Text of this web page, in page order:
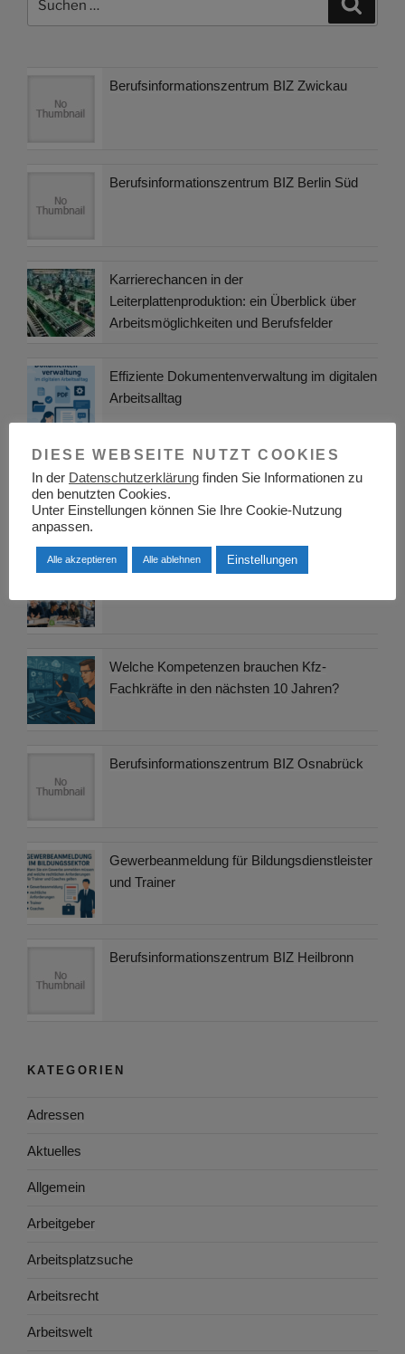
nach:
Berufsinformationszentrum BIZ Zwickau
Berufsinformationszentrum BIZ Berlin Süd
Karrierechancen in der
Leiterplattenproduktion: ein Überblick über
Arbeitsmöglichkeiten und Berufsfelder
Effiziente Dokumentenverwaltung im digitalen
Arbeitsalltag
Beamte in der Schweiz im Vergleich zu
Deutschland
Was sind die neuesten Trends in der
Welche Kompetenzen brauchen Kfz-
Fachkräfte in den nächsten 10 Jahren?
Berufsinformationszentrum BIZ Osnabrück
Gewerbeanmeldung für Bildungsdienstleister
und Trainer
Berufsinformationszentrum BIZ Heilbronn
KATEGORIEN
Adressen
Aktuelles
Allgemein
Arbeitgeber
Arbeitsplatzsuche
Arbeitsrecht
Arbeitswelt
DIESE WEBSEITE NUTZT COOKIES
In der Datenschutzerklärung finden Sie Informationen zu
den benutzten Cookies.
Unter Einstellungen können Sie Ihre Cookie-Nutzung
anpassen.
Alle akzeptieren Alle ablehnen Einstellungen